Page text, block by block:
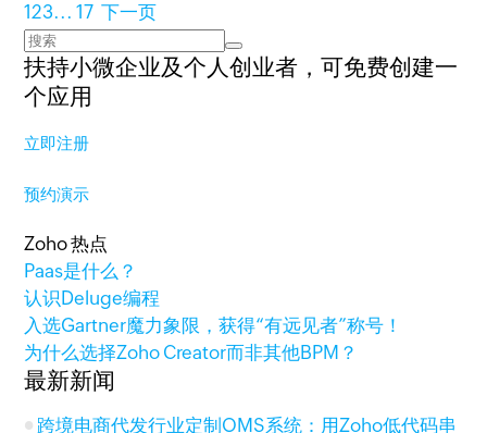
123... 17 下一页
扶持小微企业及个人创业者，可免费创建一
个应用
立即注册
预约演示
Zoho 热点
Paas是什么？
认识Deluge编程
入选Gartner魔力象限，获得“有远见者”称号！
为什么选择Zoho Creator而非其他BPM？
最新新闻
跨境电商代发行业定制OMS系统：用Zoho低代码串